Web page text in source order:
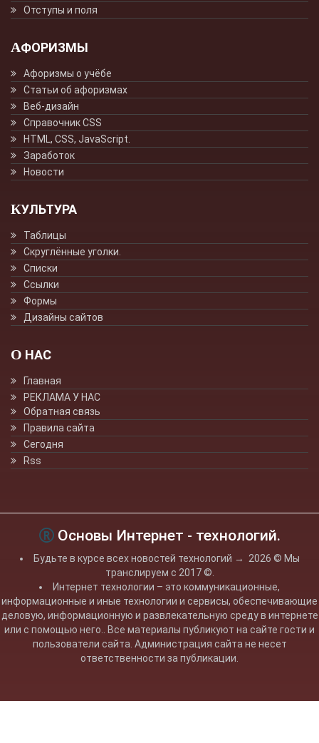
Отступы и поля
АФОРИЗМЫ
Афоризмы о учёбе
Статьи об афоризмах
Веб-дизайн
Справочник CSS
HTML, CSS, JavaScript.
Заработок
Новости
КУЛЬТУРА
Таблицы
Скруглённые уголки.
Списки
Ссылки
Формы
Дизайны сайтов
О НАС
Главная
РЕКЛАМА У НАС
Обратная связь
Правила сайта
Сегодня
Rss
Основы Интернет - технологий.
Будьте в курсе всех новостей технологий → 2026 © Мы
транслируем с 2017 ©.
Интернет технологии – это коммуникационные,
информационные и иные технологии и сервисы, обеспечивающие
деловую, информационную и развлекательную среду в интернете
или с помощью него.. Все материалы публикуют на сайте гости и
пользователи сайта. Администрация сайта не несет
ответственности за публикации.